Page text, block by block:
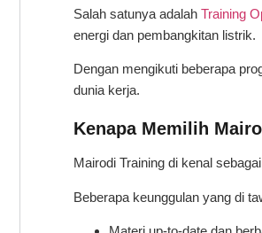
Salah satunya adalah Training
energi dan pembangkitan listrik.
Dengan mengikuti beberapa
dunia kerja.
Kenapa Memilih
Mairodi Training di kenal
Beberapa keunggulan yang di